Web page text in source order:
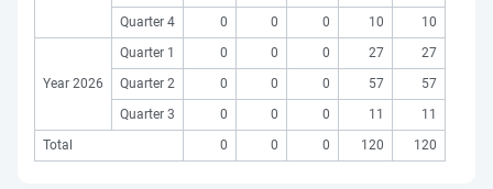
Quarter 4
0 0 0 10 10
Year 2026
Quarter 1 0 0 0 27
27
Quarter 2
0 0 0 57
57
Quarter 3
0 0 0 11
11
Total
0 0 0 120 120